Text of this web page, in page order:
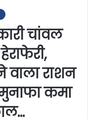
चांवल
वाला राशन
कमा